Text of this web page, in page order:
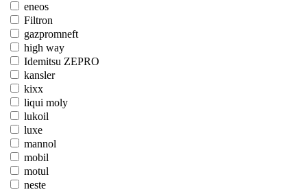
eneos
Filtron
gazpromneft
high way
Idemitsu ZEPRO
kansler
kixx
liqui moly
lukoil
luxe
mannol
mobil
motul
neste